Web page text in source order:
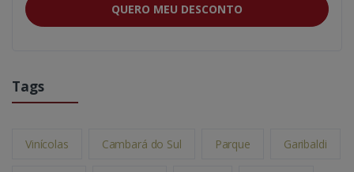
QUERO MEU DESCONTO
Tags
Vinícolas Cambará do Sul Parque Garibaldi